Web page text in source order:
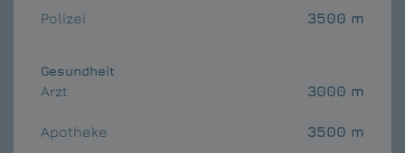
Polizei
3500 m
Gesundheit
Arzt 3000 m
Apotheke 3500 m